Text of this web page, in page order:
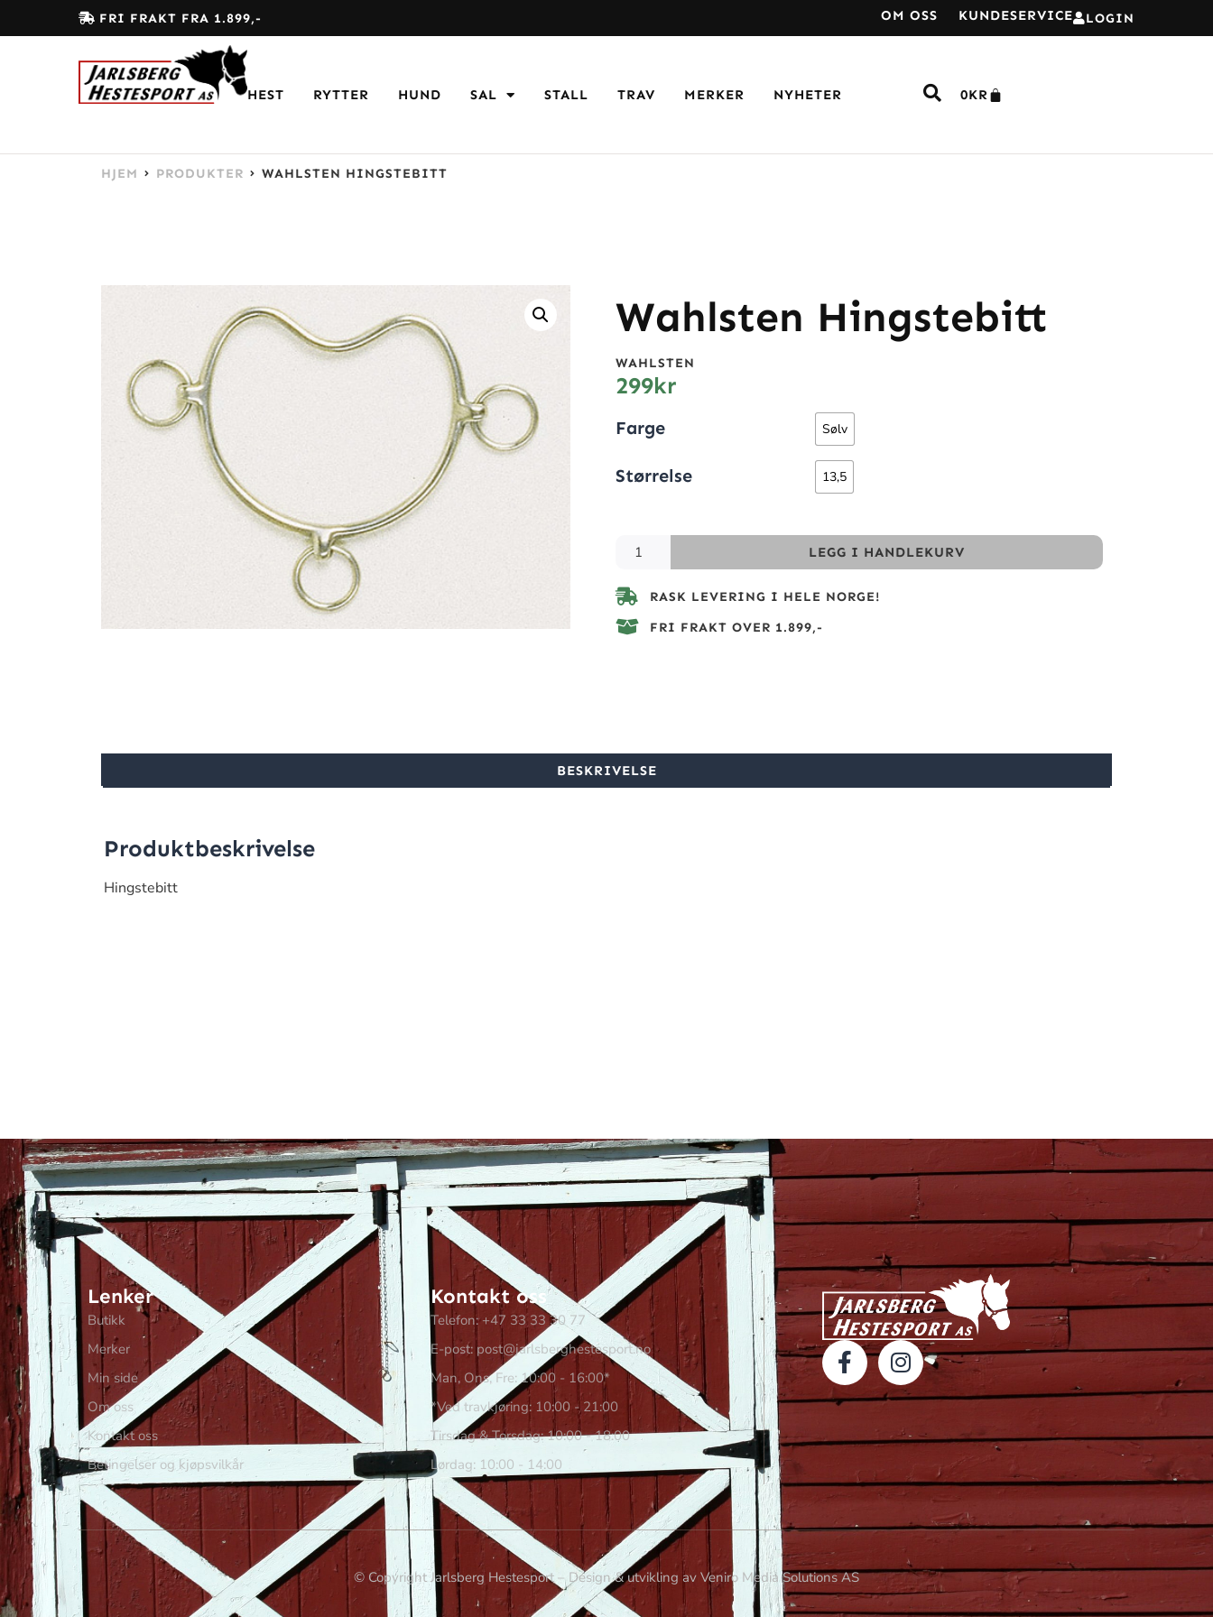
FRI FRAKT FRA 1.899,- LOGIN
OM OSS KUNDESERVICE
HEST RYTTER HUND SAL STALL TRAV MERKER NYHETER 0KR
HJEM PRODUKTER WAHLSTEN HINGSTEBITT
Wahlsten Hingstebitt
WAHLSTEN
299kr
Farge Sølv
Størrelse 13,5
LEGG I HANDLEKURV
RASK LEVERING I HELE NORGE!
FRI FRAKT OVER 1.899,-
BESKRIVELSE
Produktbeskrivelse
Hingstebitt
Lenker
Butikk
Merker
Min side
Om oss
Kontakt oss
Betingelser og kjøpsvilkår
Kontakt oss
Telefon: +47 33 33 30 77
E-post: post@jarlsberghestesport.no
Man, Ons, Fre: 10:00 - 16:00*
*Ved travkjøring: 10:00 - 21:00
Tirsdag & Torsdag: 10:00 - 18:00
Lørdag: 10:00 - 14:00
© Copyright Jarlsberg Hestesport – Design & utvikling av Veniro Media Solutions AS